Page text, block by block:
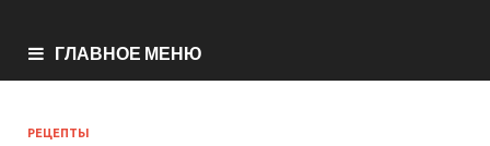
ГЛАВНОЕ МЕНЮ
РЕЦЕПТЫ